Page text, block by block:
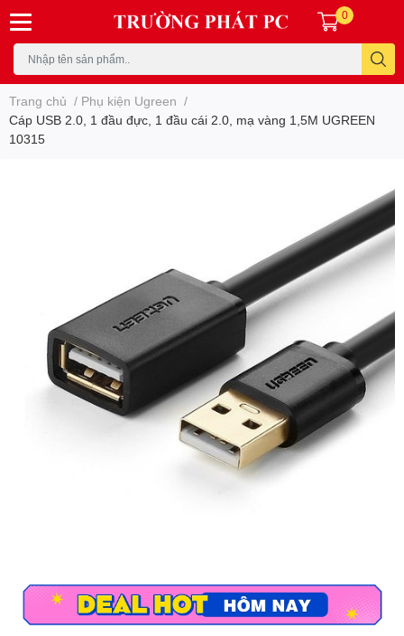
0
Trang chủ / Phụ kiện Ugreen /
Cáp USB 2.0, 1 đầu đực, 1 đầu cái 2.0, mạ vàng 1,5M UGREEN
10315